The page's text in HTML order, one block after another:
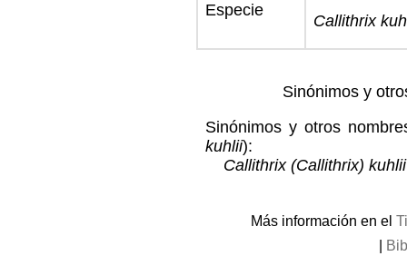
Especie
Callithrix
Sinónimos y
Sinónimos y otros
kuhlii):
Callithrix (Callithrix) kuhlii
Más información en el